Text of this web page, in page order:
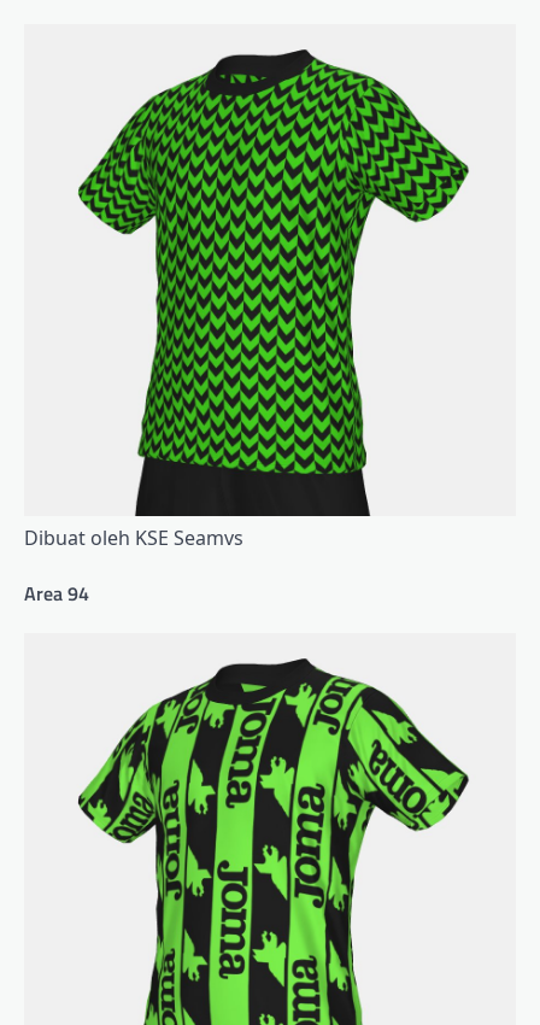
Dibuat oleh KSE Seamvs
Area 94